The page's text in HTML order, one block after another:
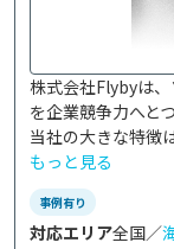
株式会社Flybyは
を企業競争力へと
当社の大きな特徴
もっと見る
事例有り
対応エリア全国／